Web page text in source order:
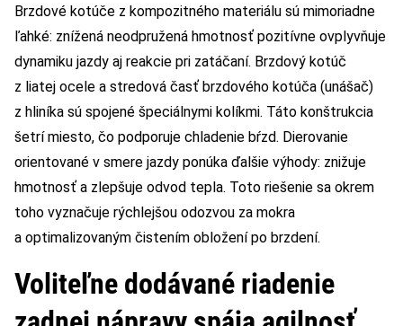
Brzdové kotúče z kompozitného materiálu sú mimoriadne
ľahké: znížená neodpružená hmotnosť pozitívne ovplyvňuje
dynamiku jazdy aj reakcie pri zatáčaní. Brzdový kotúč
z liatej ocele a stredová časť brzdového kotúča (unášač)
z hliníka sú spojené špeciálnymi kolíkmi. Táto konštrukcia
šetrí miesto, čo podporuje chladenie bŕzd. Dierovanie
orientované v smere jazdy ponúka ďalšie výhody: znižuje
hmotnosť a zlepšuje odvod tepla. Toto riešenie sa okrem
toho vyznačuje rýchlejšou odozvou za mokra
a optimalizovaným čistením obložení po brzdení.
Voliteľne dodávané riadenie